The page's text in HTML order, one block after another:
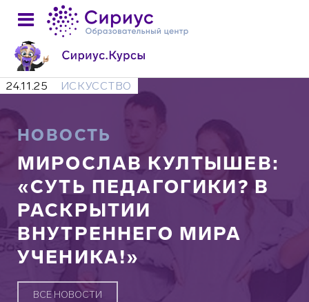
24.11.25 ИСКУССТВО
НОВОСТЬ
МИРОСЛАВ КУЛТЫШЕВ:
«СУТЬ ПЕДАГОГИКИ? В
РАСКРЫТИИ
ВНУТРЕННЕГО МИРА
УЧЕНИКА!»
ВСЕ НОВОСТИ